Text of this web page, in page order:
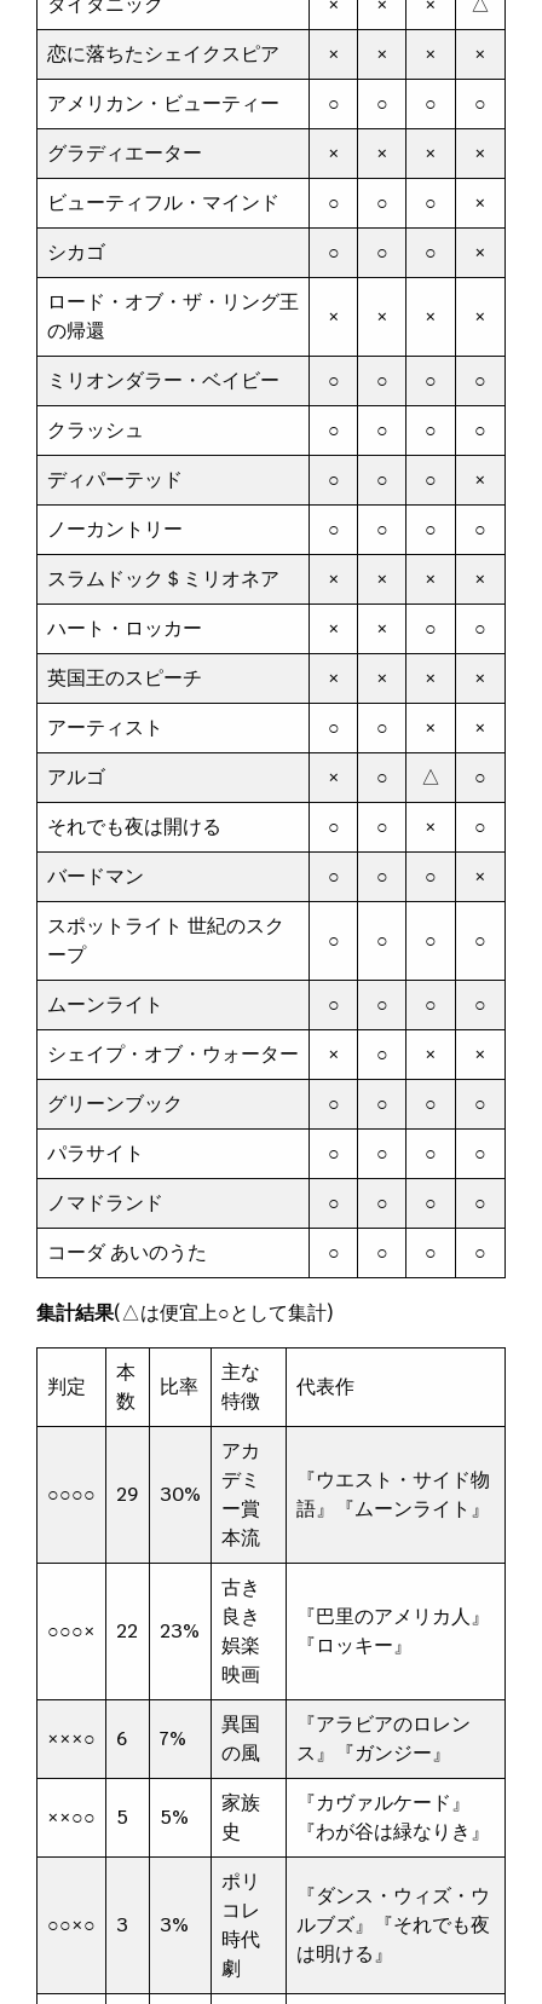
恋に落ちたシェイクスピア
× × ×
×
アメリカン・ビューティー
○ ○ ○
○
グラディエーター
× × ×
×
ビューティフル・マインド
○ ○ ○
×
シカゴ
○ ○ ○
×
ロード・オブ・ザ・リング王
の帰還
× × × ×
ミリオンダラー・ベイビー ○ ○ ○
○
クラッシュ
○ ○ ○
○
ディパーテッド
○ ○ ○
×
ノーカントリー
○ ○ ○
○
スラムドック＄ミリオネア
× × ×
×
ハート・ロッカー
× × ○
○
英国王のスピーチ
× × ×
×
アーティスト
○ ○ ×
×
アルゴ
× ○ △
○
それでも夜は開ける
○ ○ ×
○
バードマン
○ ○ ○
×
スポットライト 世紀のスク
ープ
○ ○ ○ ○
ムーンライト ○ ○ ○
○
シェイプ・オブ・ウォーター
× ○ ×
×
グリーンブック
○ ○ ○
○
パラサイト
○ ○ ○
○
ノマドランド
○ ○ ○
○
コーダ あいのうた
○ ○ ○ ○
集計結果(△は便宜上○として集計)
判定
本
数
比率
主な
特徴
代表作
○○○○ 29 30%
アカ
デミ
ー賞
本流
『ウエスト・サイド物
語』『ムーンライト』
○○○× 22 23%
古き
良き
娯楽
映画
『巴里のアメリカ人』
『ロッキー』
×××○ 6 7%
異国
の風
『アラビアのロレン
ス』『ガンジー』
××○○ 5 5%
家族
史
『カヴァルケード』
『わが谷は緑なりき』
○○×○ 3 3%
ポリ
コレ
時代
劇
『ダンス・ウィズ・ウ
ルブズ』『それでも夜
は明ける』